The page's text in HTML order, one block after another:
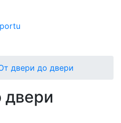
двери до двери
двери